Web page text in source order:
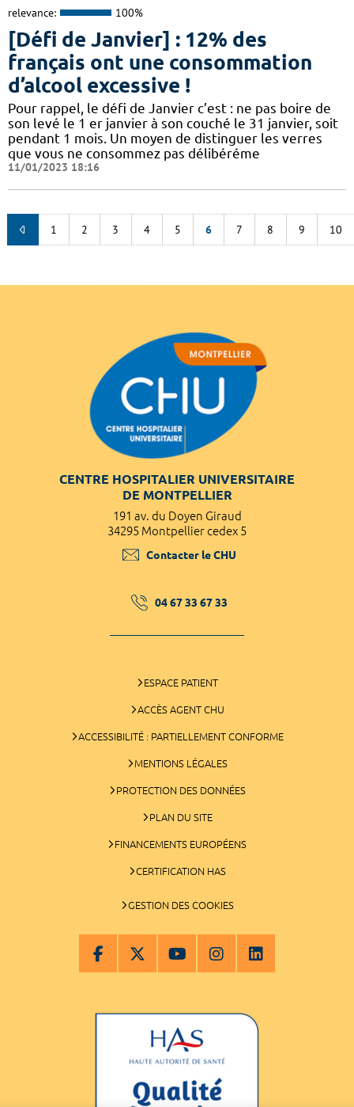
relevance: 100%
[Défi de Janvier] : 12% des
français ont une consommation
d’alcool excessive !
Pour rappel, le défi de Janvier c’est : ne pas boire de
son levé le 1 er janvier à son couché le 31 janvier, soit
pendant 1 mois. Un moyen de distinguer les verres
que vous ne consommez pas délibéréme
11/01/2023 18:16
1 2 3 4 5 6 7 8 9 10
CENTRE HOSPITALIER UNIVERSITAIRE
DE MONTPELLIER
191 av. du Doyen Giraud
34295 Montpellier cedex 5
Contacter le CHU
04 67 33 67 33
ESPACE PATIENT
ACCÈS AGENT CHU
ACCESSIBILITÉ : PARTIELLEMENT CONFORME
MENTIONS LÉGALES
PROTECTION DES DONNÉES
PLAN DU SITE
FINANCEMENTS EUROPÉENS
CERTIFICATION HAS
GESTION DES COOKIES